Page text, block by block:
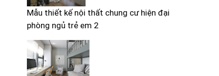
Mẫu thiết kế nội thất chung cư hiện đại
phòng ngủ trẻ em 2